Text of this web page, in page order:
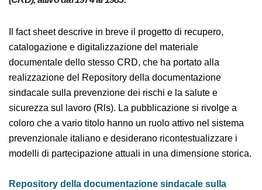
Il fact sheet descrive in breve il progetto di recupero,
catalogazione e digitalizzazione del materiale
documentale dello stesso CRD, che ha portato alla
realizzazione del Repository della documentazione
sindacale sulla prevenzione dei rischi e la salute e
sicurezza sul lavoro (Rls). La pubblicazione si rivolge a
coloro che a vario titolo hanno un ruolo attivo nel
sistema prevenzionale italiano e desiderano
ricontestualizzare i modelli di partecipazione attuali in